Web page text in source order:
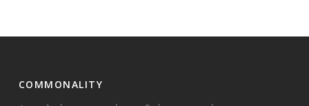
COMMONALITY